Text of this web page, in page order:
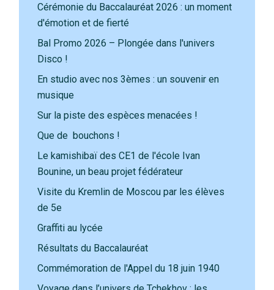
Cérémonie du Baccalauréat 2026 : un moment
d'émotion et de fierté
Bal Promo 2026 – Plongée dans l'univers
Disco !
En studio avec nos 3èmes : un souvenir en
musique
Sur la piste des espèces menacées !
Que de bouchons !
Le kamishibaï des CE1 de l'école Ivan
Bounine, un beau projet fédérateur
Visite du Kremlin de Moscou par les élèves
de 5e
Graffiti au lycée
Résultats du Baccalauréat
Commémoration de l'Appel du 18 juin 1940